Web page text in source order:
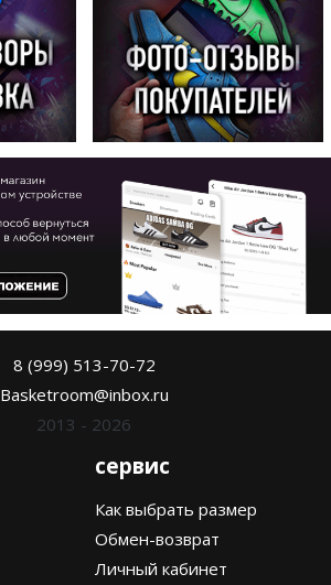
8 (999) 513-70-72
Basketroom@inbox.ru
2013 - 2026
сервис
Как выбрать размер
Обмен-возврат
Личный кабинет